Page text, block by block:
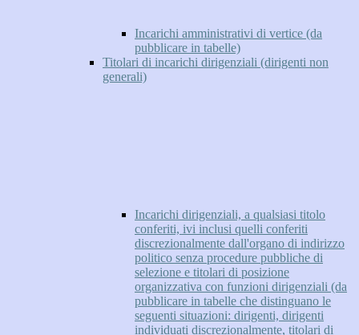
Incarichi amministrativi di vertice (da
pubblicare in tabelle)
Titolari di incarichi dirigenziali (dirigenti non
generali)
Incarichi dirigenziali, a qualsiasi titolo
conferiti, ivi inclusi quelli conferiti
discrezionalmente dall'organo di indirizzo
politico senza procedure pubbliche di
selezione e titolari di posizione
organizzativa con funzioni dirigenziali (da
pubblicare in tabelle che distinguano le
seguenti situazioni: dirigenti, dirigenti
individuati discrezionalmente, titolari di